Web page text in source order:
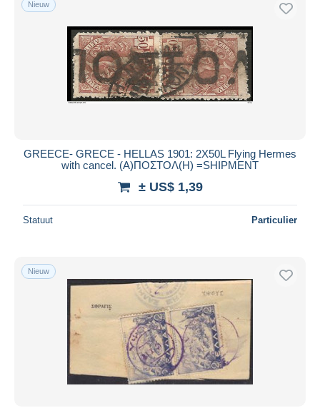
Nieuw
GREECE- GRECE - HELLAS 1901: 2X50L Flying Hermes
with cancel. (Α)ΠΟΣΤΟΛ(Η) =SHIPMENT
± US$ 1,39
Statuut Particulier
Nieuw